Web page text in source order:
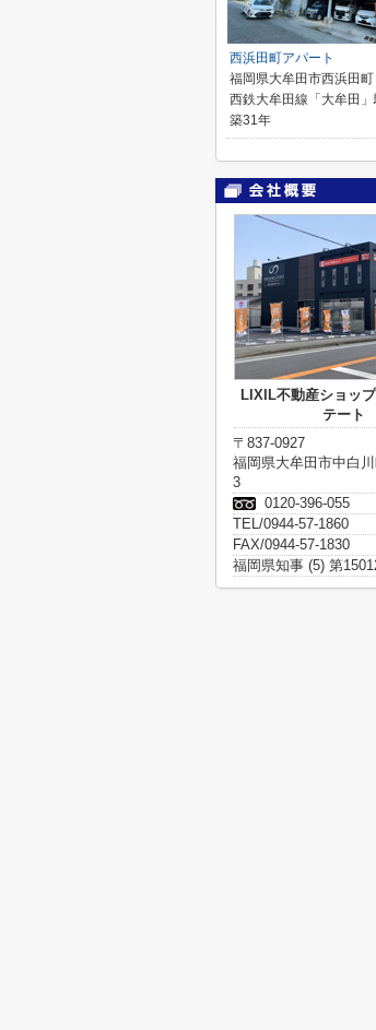
西浜田町アパート
福岡県大牟田市西浜田町
西鉄大牟田線「大牟田
築31年
LIXIL不動産ショッ
テート
〒837-0927
福岡県大牟田市中白
3
0120-396-055
TEL/0944-57-1860
FAX/0944-57-1830
福岡県知事 (5) 第